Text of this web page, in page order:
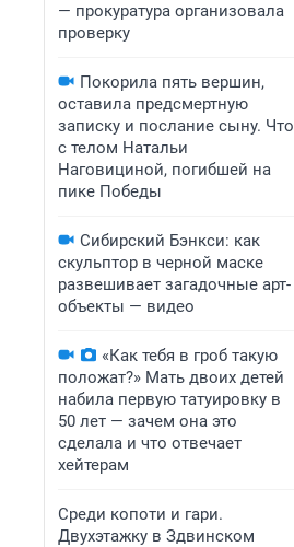
— прокуратура организовала
проверку
Покорила пять вершин,
оставила предсмертную
записку и послание сыну. Что
с телом Натальи
Наговициной, погибшей на
пике Победы
Сибирский Бэнкси: как
скульптор в черной маске
развешивает загадочные арт-
объекты — видео
«Как тебя в гроб такую
положат?» Мать двоих детей
набила первую татуировку в
50 лет — зачем она это
сделала и что отвечает
хейтерам
Среди копоти и гари.
Двухэтажку в Здвинском